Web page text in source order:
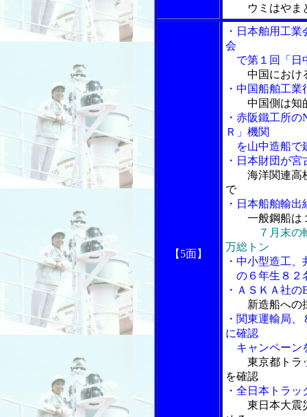
ウミはやま
【5面】
・日本舶用工
会
で第１回「日
中国におけ
・中国船舶工
中国側は知
・赤阪鐵工所
Ｒ」機関
を山中造船で
・日本財団が
海洋関連高
で
・日本船舶輸
一般鋼船は
７月末
万総トン
・中小型造工
の６年生８２
・ＡＳＫＡ社
新造船への
・関東運輸局
に確認
キャンペーン
東京都トラ
を確認
・全日本トラ
東日本大震